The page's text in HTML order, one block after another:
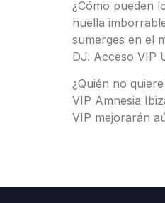
¿Cómo pueden
huella
sumerges en el
DJ. Acceso VIP
¿Quién no
VIP Amnesia
VIP mejorarán